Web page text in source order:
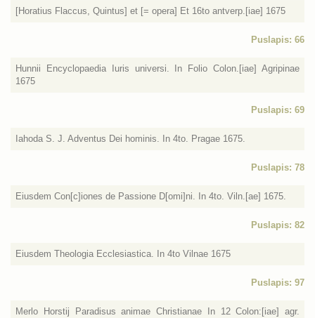
[Horatius Flaccus, Quintus] et [= opera] Et 16to antverp.[iae] 1675
Puslapis: 66
Hunnii Encyclopaedia Iuris universi. In Folio Colon.[iae] Agripinae
1675
Puslapis: 69
Iahoda S. J. Adventus Dei hominis. In 4to. Pragae 1675.
Puslapis: 78
Eiusdem Con[c]iones de Passione D[omi]ni. In 4to. Viln.[ae] 1675.
Puslapis: 82
Eiusdem Theologia Ecclesiastica. In 4to Vilnae 1675
Puslapis: 97
Merlo Horstij Paradisus animae Christianae In 12 Colon:[iae] agr.